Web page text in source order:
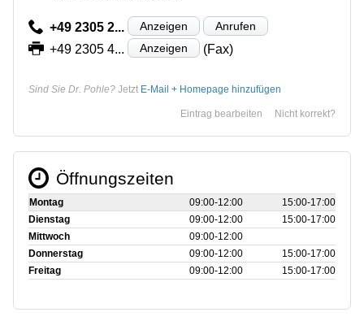
+49 2305 2... Anzeigen Anrufen
+49 2305 4... Anzeigen (Fax)
Sind Sie Dr. Pohle? Jetzt E-Mail + Homepage hinzufügen
Nicht korrekt?
Eintrag bearbeiten
Öffnungszeiten
Montag 09:00‑12:00
15:00‑17:00
Dienstag
09:00‑12:00
15:00‑17:00
Mittwoch
09:00‑12:00
Donnerstag
09:00‑12:00
15:00‑17:00
Freitag
09:00‑12:00 15:00‑17:00